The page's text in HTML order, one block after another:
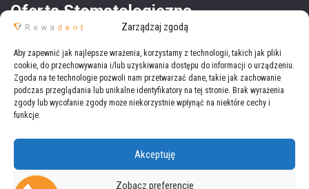
Zarządzaj zgodą
Aby zapewnić jak najlepsze wrażenia, korzystamy z technologii, takich jak pliki
cookie, do przechowywania i/lub uzyskiwania dostępu do informacji o urządzeniu.
Zgoda na te technologie pozwoli nam przetwarzać dane, takie jak zachowanie
podczas przeglądania lub unikalne identyfikatory na tej stronie. Brak wyrażenia
zgody lub wycofanie zgody może niekorzystnie wpłynąć na niektóre cechy i
funkcje.
Akceptuję
Zobacz preferencje
Oferta Stomatologiczna
Oferta Medyczna
RewadentWszystkie prawa zastrzeżone.